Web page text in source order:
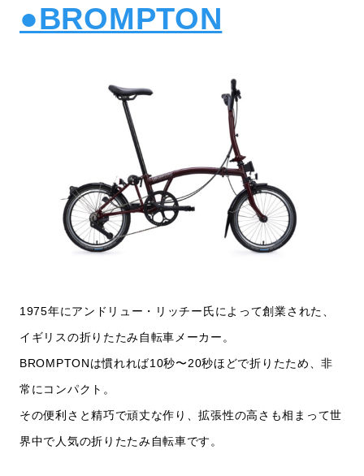
●BROMPTON
1975年にアンドリュー・リッチー氏によって創業された、
イギリスの折りたたみ自転車メーカー。
BROMPTONは慣れれば10秒〜20秒ほどで折りたため、非
常にコンパクト。
その便利さと精巧で頑丈な作り、拡張性の高さも相まって世
界中で人気の折りたたみ自転車です。